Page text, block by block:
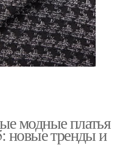
модные платья
новые тренды и